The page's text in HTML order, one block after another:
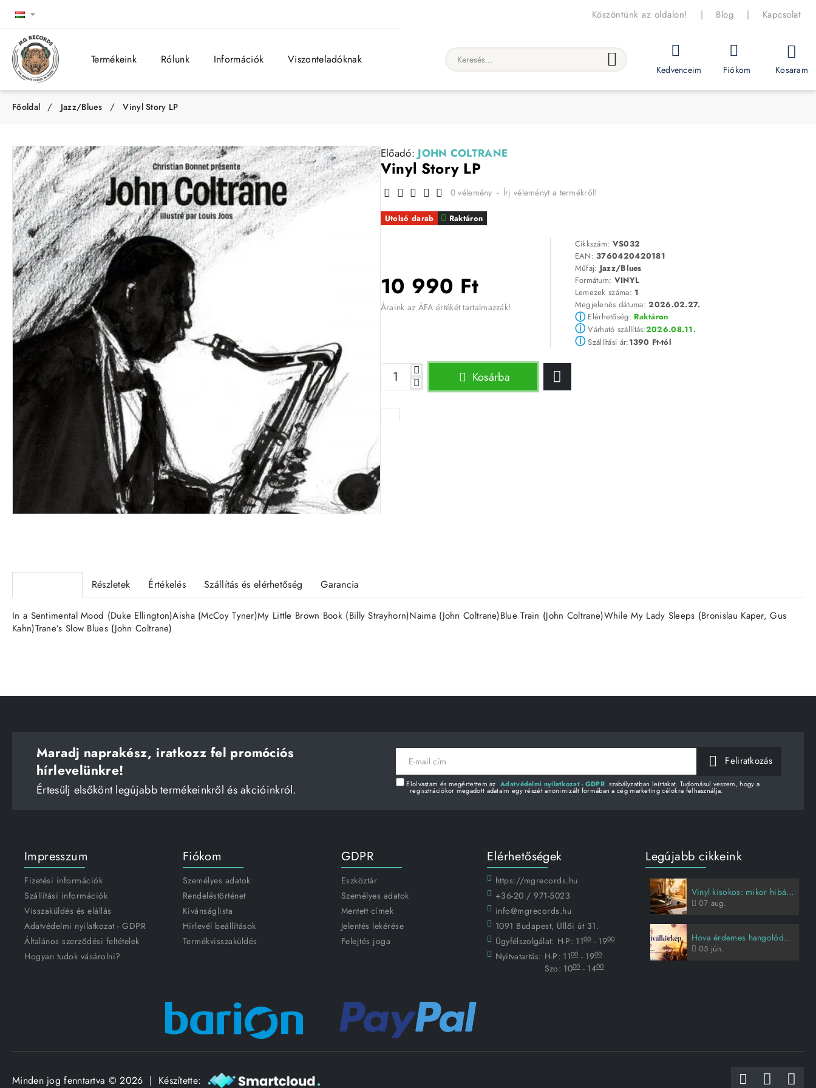
Köszöntünk az oldalon! | Blog | Kapcsolat
Termékeink Rólunk Információk Viszonteladóknak Keresés...
Kedvenceim Fiókom Kosaram
m
e
Jazz/Blues Vinyl Story LP
Előadó: JOHN COLTRANE
Vinyl Story LP
Raktáron
Utolsó darab
0 vélemény - Írj véleményt a termékről!
10 990 Ft
Áraink az ÁFA értékét tartalmazzák!
Cikkszám: VS032
EAN:3760420420181
Műfaj: Jazz/Blues
Formátum: VINYL
Lemezek száma: 1
Megjelenés dátuma:2026.02.27.
ⓘElérhetőség: Raktáron
ⓘVárható szállítás:2026.08.11.
ⓘSzállítási ár:1390 Ft-tól
Kosárba
Részletek Értékelés Szállítás és elérhetőség Garancia
In a Sentimental Mood (Duke Ellington)Aisha (McCoy Tyner)My Little Brown Book (Billy Strayhorn)Naima (John Coltrane)Blue Train (John Coltrane)While My Lady Sleeps (Bronislau Kaper, Gus
Kahn)Trane’s Slow Blues (John Coltrane)
Maradj naprakész, iratkozz fel promóciós
hírlevelünkre!
Értesülj elsőkönt legújabb termékeinkről és akcióinkról.
E-
mail Feliratkozás
Elolvastam és megértettem az Adatvédelmi nyilatkozat - GDPR szabályzatban leírtakat. Tudomásul veszem, hogy a
regisztrációkor megadott adataim egy részét anonimizált formában a cég marketing célokra felhasználja.
Impresszum
Fizetési információk
Szállítási információk
Visszaküldés és elállás
Adatvédelmi nyilatkozat - GDPR
Általános szerződési feltételek
Hogyan tudok vásárolni?
Fiókom
Személyes adatok
Rendeléstörténet
Kívánságlista
Hírlevél beállítások
Termékvisszaküldés
GDPR
Eszköztár
Személyes adatok
Mentett címek
Jelentés lekérése
Felejtés joga
Elérhetőségek
https://mgrecords.hu
+36-20 / 971-5023
info@mgrecords.hu
1091 Budapest, Üllői út 31.
Ügyfélszolgálat: H-P: 1100- 1900
Nyitvatartás: H-P: 1100- 1900
Szo: 1000- 1400
Legújabb cikkeink
Vinyl kisokos: mikor hibás a lemez, és hogyan vigyázz rá?
07 aug.
Hova érdemes hangolódni idén nyáron?
05 jún.
Minden jog fenntartva © 2026 | Készítette: